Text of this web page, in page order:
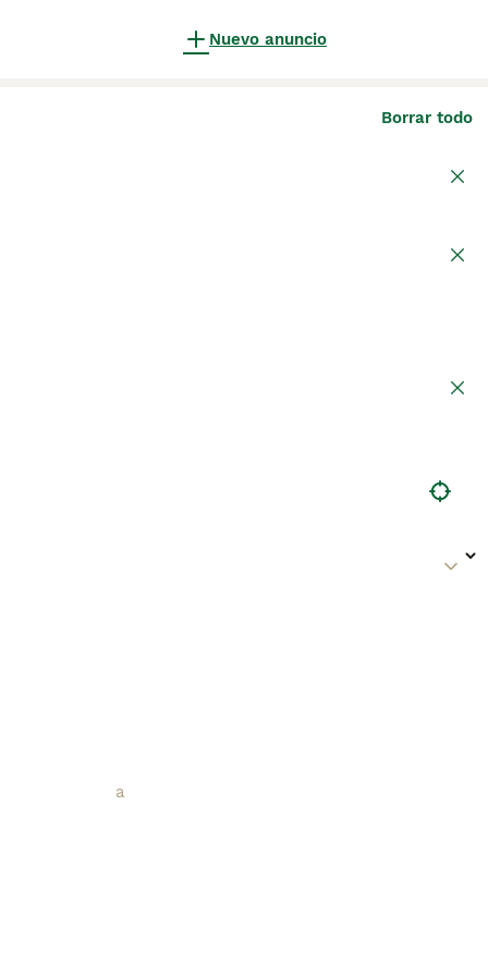
Nuevo anuncio
Borrar todo